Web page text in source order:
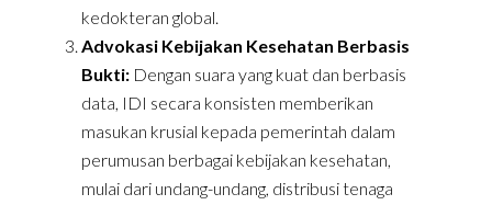
kedokteran global.
Advokasi Kebijakan Kesehatan Berbasis
Bukti: Dengan suara yang kuat dan berbasis
data, IDI secara konsisten memberikan
masukan krusial kepada pemerintah dalam
perumusan berbagai kebijakan kesehatan,
mulai dari undang-undang, distribusi tenaga